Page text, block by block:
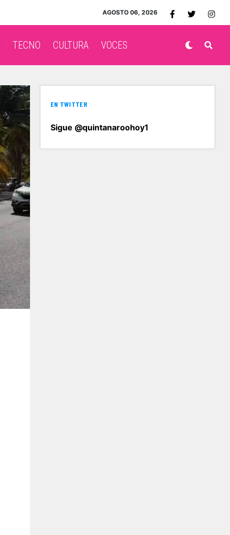
AGOSTO 06, 2026
TECNO CULTURA VOCES
EN TWITTER
Sigue @quintanaroohoy1